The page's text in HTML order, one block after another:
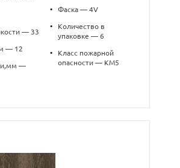
— 33
— 12
—
• Фаска — 4V
•
Количество в
упаковке — 6
•
Класс пожарной
опасности — КМ5